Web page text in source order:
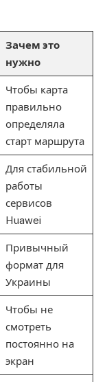
Зачем это
нужно
Чтобы карта
правильно
определяла
старт маршрута
Для стабильной
работы
сервисов
Huawei
Привычный
формат для
Украины
Чтобы не
смотреть
постоянно на
экран